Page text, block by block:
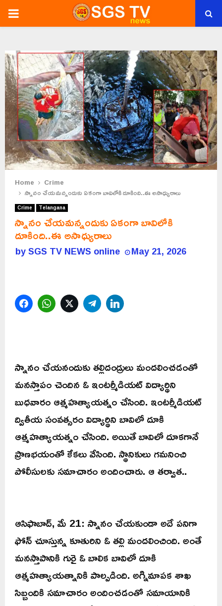
PRIMARY
Home
Crime
స్నానం చేయమన్నందుకు ఏకంగా బావిలోకి దూకింది..ఈ అసాధ్యురాలు
Crime Telangana
స్నానం చేయమన్నందుకు ఏకంగా బావిలోకి
దూకింది..ఈ అసాధ్యురాలు
bySGS TV NEWS online May 21, 2026
FacebookWhatsAppTwitterTelegram
స్నానం చేయనందుకు తల్లిదండ్రులు మందలించడంతో
మనస్తాపం చెందిన ఓ ఇంటర్మీడియట్ విద్యార్థిని
బుధవారం ఆత్మహత్యాయత్నం చేసింది. ఇంటర్మీడియట్
ద్వితీయ సంవత్సరం విద్యార్థిని బావిలో దూకి
ఆత్మహత్యాయత్నం చేసింది. అయితే బావిలో దూకగానే
ప్రాణభయంతో కేకలు వేసింది. స్థానికులు గమనించి
పోలీసులకు సమాచారం అందించారు. ఆ తర్వాత..
ఆసిఫాబాద్, మే 21: స్నానం చేయకుండా అదే పనిగా
ఫోన్‌ చూస్తున్న కూతురిని ఓ తల్లి మందలించింది. అంతే
మనస్తాపానికి గురై ఓ బాలిక బావిలో దూకి
ఆత్మహత్యాయత్నానికి పాల్పడింది. అగ్నిమాపక శాఖ
సిబ్బందికి సమాచారం అందించడంతో సమాయానికి